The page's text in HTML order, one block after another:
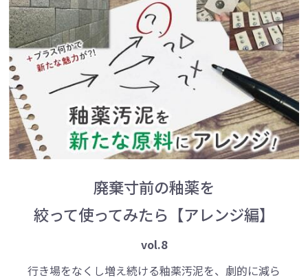
廃棄寸前の釉薬を
絞って使ってみたら【アレンジ編】
vol.8
行き場をなくし増え続ける釉薬汚泥を、劇的に減ら